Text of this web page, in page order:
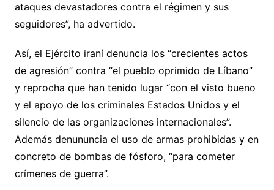
ataques devastadores contra el régimen y sus
seguidores”, ha advertido.
Así, el Ejército iraní denuncia los “crecientes actos
de agresión” contra “el pueblo oprimido de Líbano”
y reprocha que han tenido lugar “con el visto bueno
y el apoyo de los criminales Estados Unidos y el
silencio de las organizaciones internacionales”.
Además denununcia el uso de armas prohibidas y en
concreto de bombas de fósforo, “para cometer
crímenes de guerra”.